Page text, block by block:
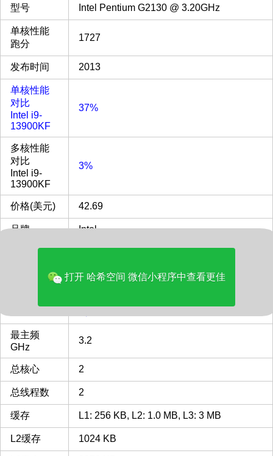
型号 Intel Pentium G2130 @ 3.20GHz
单核性能
跑分
1727
发布时间 2013
单核性能
对比
Intel i9-
13900KF
37%
多核性能
对比
Intel i9-
13900KF
3%
价格(美元) 42.69
品牌 Intel
多核评分
Desktop
CPU插槽
最主频
GHz
3.2
总核心 2
总线程数 2
缓存 L1: 256 KB, L2: 1.0 MB, L3: 3 MB
L2缓存 1024 KB
打开 哈希空间 微信小程序中查看更佳